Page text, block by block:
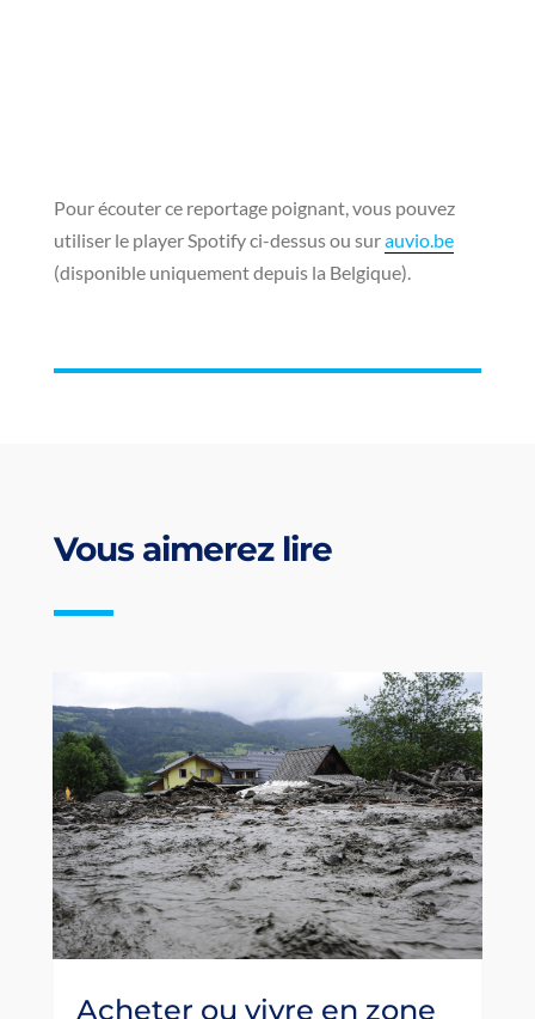
Pour écouter ce reportage poignant, vous pouvez
utiliser le player Spotify ci-dessus ou surauvio.be
(disponible uniquement depuis la Belgique).
Vous aimerez lire
Acheter ou vivre en zone